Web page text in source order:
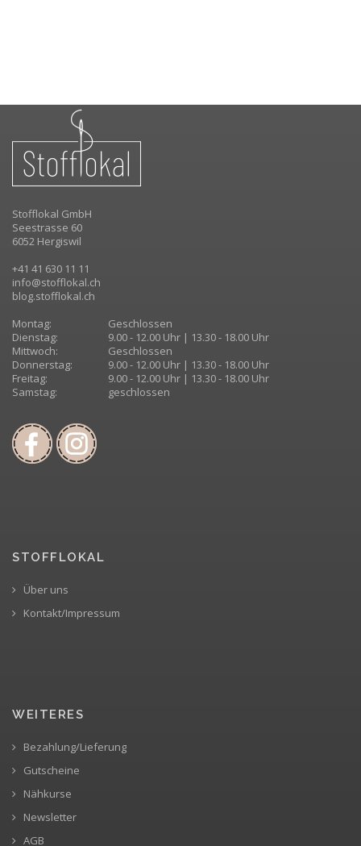
Stofflokal GmbH
Seestrasse 60
6052 Hergiswil
+41 41 630 11 11
info@stofflokal.ch
blog.stofflokal.ch
Montag:
Geschlossen
Dienstag:
9.00 - 12.00 Uhr | 13.30 - 18.00 Uhr
Mittwoch:
Geschlossen
Donnerstag:
9.00 - 12.00 Uhr | 13.30 - 18.00 Uhr
Freitag:
9.00 - 12.00 Uhr | 13.30 - 18.00 Uhr
Samstag:
geschlossen
STOFFLOKAL
Über uns
Kontakt/Impressum
WEITERES
Bezahlung/Lieferung
Gutscheine
Nähkurse
Newsletter
AGB